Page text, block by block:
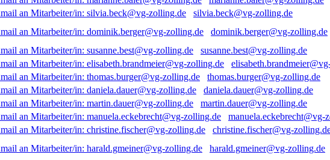
silvia.beck@vg-zolling.de
dominik.berger@vg-zolling.de
susanne.best@vg-zolling.de
thomas.burger@vg-zolling.de
daniela.dauer@vg-zolling.de
martin.dauer@vg-zolling.de
manuela.eckebrecht@vg-
christine.fischer@vg-
harald.gmeiner@vg-zolling.de